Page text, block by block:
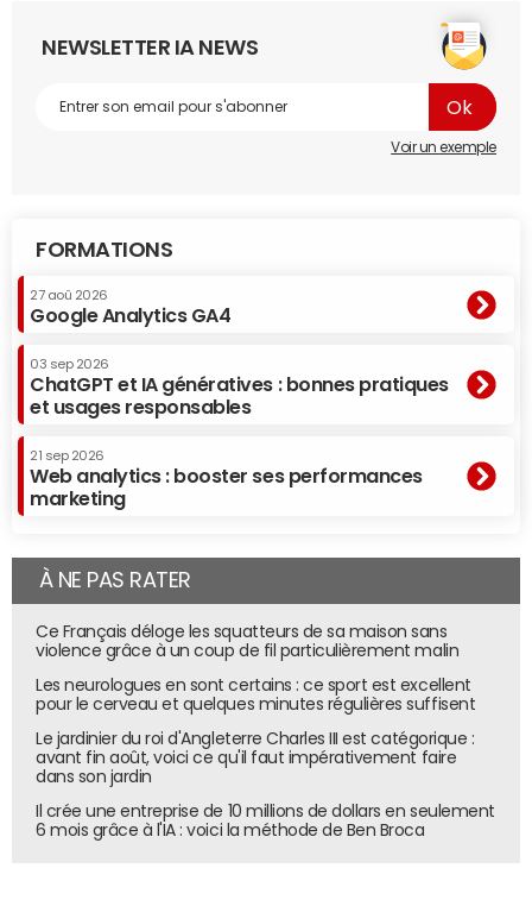
NEWSLETTER IA NEWS
Voir un exemple
FORMATIONS
27 aoû 2026
Google Analytics GA4
03 sep 2026
ChatGPT et IA génératives : bonnes pratiques
et usages responsables
21 sep 2026
Web analytics : booster ses performances
marketing
À NE PAS RATER
Ce Français déloge les squatteurs de sa maison sans
violence grâce à un coup de fil particulièrement malin
Les neurologues en sont certains : ce sport est excellent
pour le cerveau et quelques minutes régulières suffisent
Le jardinier du roi d'Angleterre Charles III est catégorique :
avant fin août, voici ce qu'il faut impérativement faire
dans son jardin
Il crée une entreprise de 10 millions de dollars en seulement
6 mois grâce à l'IA : voici la méthode de Ben Broca